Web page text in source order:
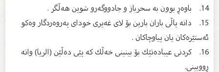
14. باوەڕ بوون بە سحرباز و جادووگەرو شوین هەڵگر .
15. دانە پاڵی باران بارین بۆ لای غەیری خودای پەروەردگار وەكو
ئەستێرەكان یان پیاوچاكان .
16. كردنی عیبادەتێك بۆ بینینی خەڵك كە پێی دەڵێن (الریا) واتە
ڕووبینی.